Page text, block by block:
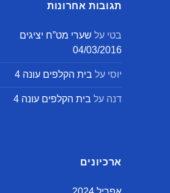
תגובות אחרונות
בטי על שערי מט”ח יציגים
04/03/2016
יוסי על בית הקלפים עונה 4
דנה על בית הקלפים עונה 4
ארכיונים